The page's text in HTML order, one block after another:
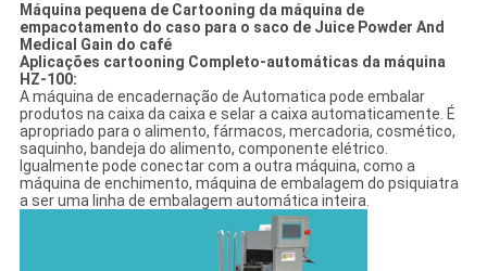
Máquina pequena de Cartooning da máquina de
empacotamento do caso para o saco de Juice Powder And
Medical Gain do café
Aplicações cartooning Completo-automáticas da máquina
HZ-100:
A máquina de encadernação de Automatica pode embalar
produtos na caixa da caixa e selar a caixa automaticamente. É
apropriado para o alimento, fármacos, mercadoria, cosmético,
saquinho, bandeja do alimento, componente elétrico.
Igualmente pode conectar com a outra máquina, como a
máquina de enchimento, máquina de embalagem do psiquiatra
a ser uma linha de embalagem automática inteira.